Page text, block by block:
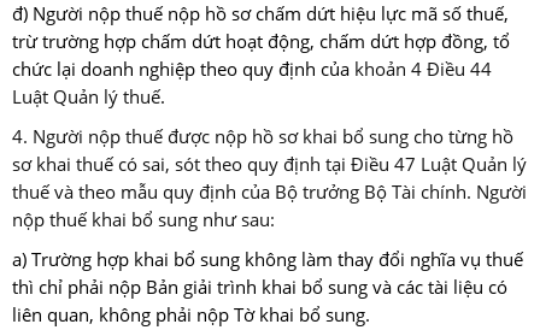
đ) Người nộp thuế nộp hồ sơ chấm dứt hiệu lực mã số thuế,
trừ trường hợp chấm dứt hoạt động, chấm dứt hợp đồng, tổ
chức lại doanh nghiệp theo quy định của khoản 4 Điều 44
Luật Quản lý thuế.
4. Người nộp thuế được nộp hồ sơ khai bổ sung cho từng hồ
sơ khai thuế có sai, sót theo quy định tại Điều 47 Luật Quản lý
thuếvà theo mẫu quy định của Bộ trưởng Bộ Tài chính. Người
nộp thuế khai bổ sung như sau:
a) Trường hợp khai bổ sung không làm thay đổi nghĩa vụ thuế
thì chỉ phải nộp Bản giải trình khai bổ sung và các tài liệu có
liên quan, không phải nộp Tờ khai bổ sung.